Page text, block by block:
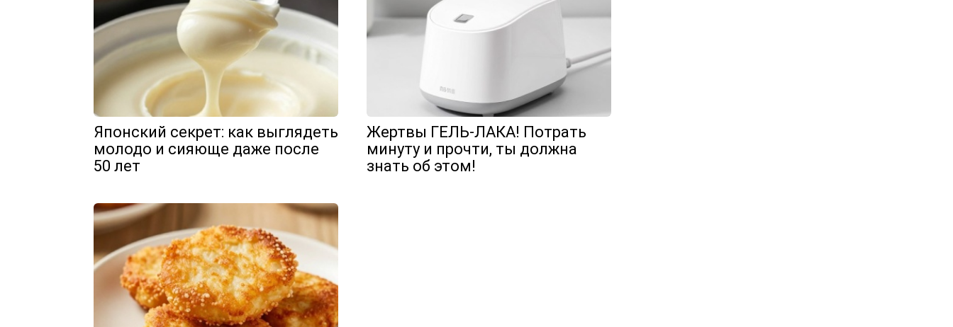
Японский секрет: как выглядеть
молодо и сияюще даже после
50 лет
Жертвы ГЕЛЬ-ЛАКА! Потрать
минуту и прочти, ты должна
знать об этом!